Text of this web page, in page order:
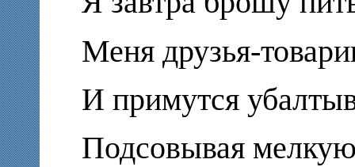
Меня друзья-
И примутся
Подсовывая